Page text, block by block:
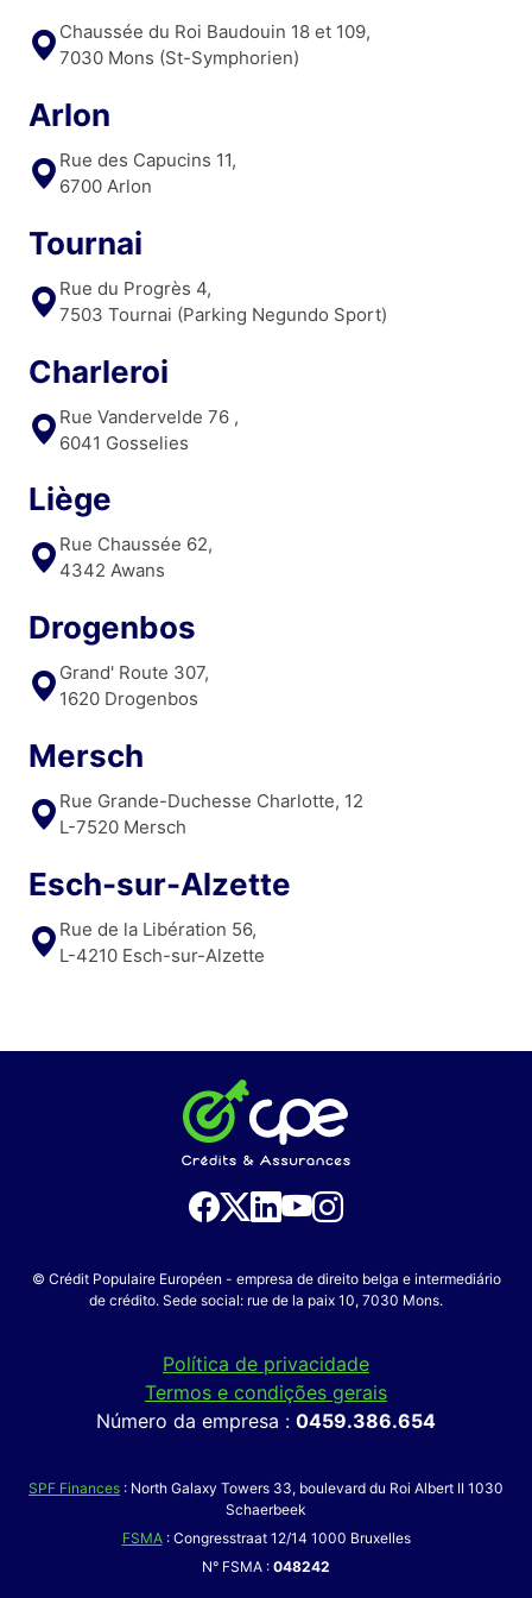
Chaussée du Roi Baudouin 18 et 109,
7030 Mons (St-Symphorien)
Arlon
Rue des Capucins 11,
6700 Arlon
Tournai
Rue du Progrès 4,
7503 Tournai (Parking Negundo Sport)
Charleroi
Rue Vandervelde 76 ,
6041 Gosselies
Liège
Rue Chaussée 62,
4342 Awans
Drogenbos
Grand' Route 307,
1620 Drogenbos
Mersch
Rue Grande-Duchesse Charlotte, 12
L-7520 Mersch
Esch-sur-Alzette
Rue de la Libération 56,
L-4210 Esch-sur-Alzette
© Crédit Populaire Européen - empresa de direito belga e intermediário
de crédito. Sede social: rue de la paix 10, 7030 Mons.
Política de privacidade
Termos e condições gerais
Número da empresa : 0459.386.654
SPF Finances : North Galaxy Towers 33, boulevard du Roi Albert II 1030
Schaerbeek
FSMA: Congresstraat 12/14 1000 Bruxelles
N° FSMA : 048242